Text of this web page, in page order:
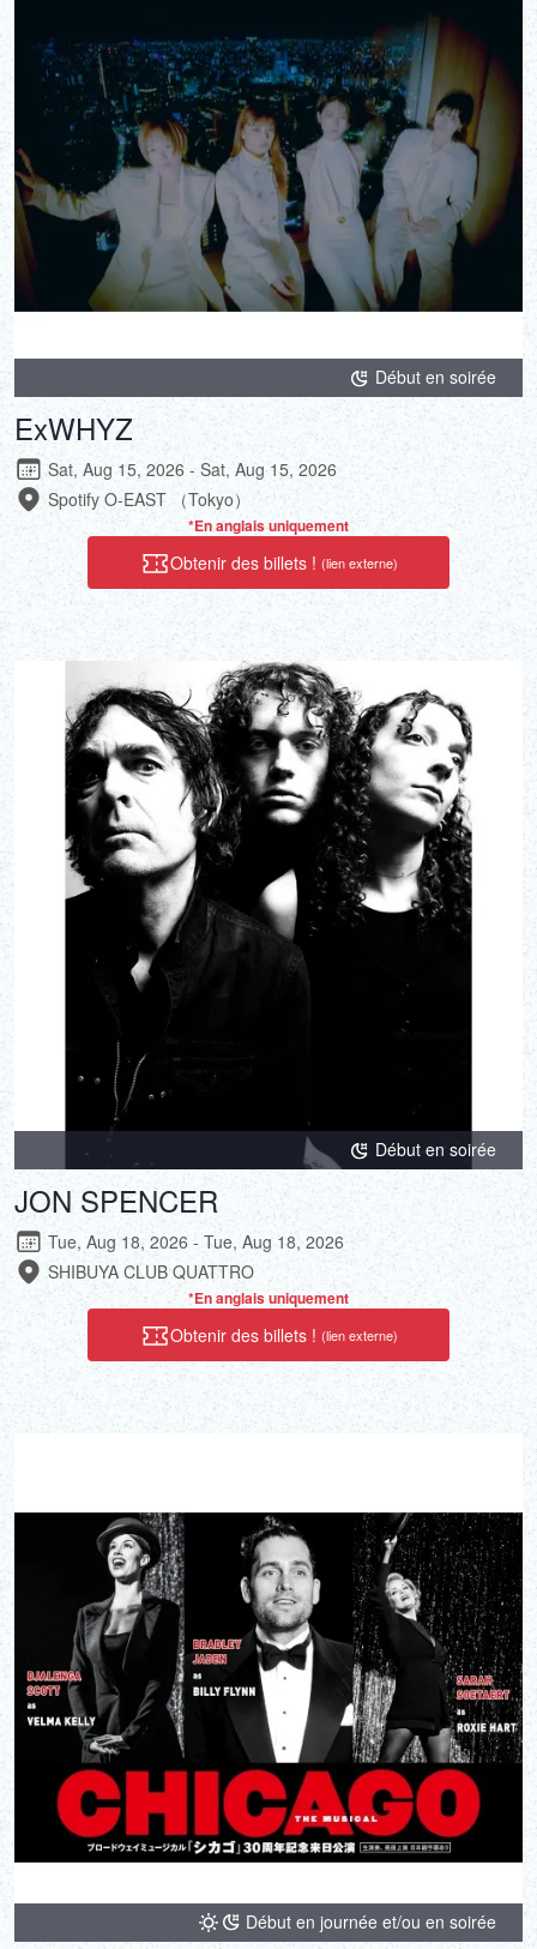
Début en soirée
ExWHYZ
Sat, Aug 15, 2026 - Sat, Aug 15, 2026
Spotify O-EAST （Tokyo）
*En anglais uniquement
Obtenir des billets ! (lien externe)
Début en soirée
JON SPENCER
Tue, Aug 18, 2026 - Tue, Aug 18, 2026
SHIBUYA CLUB QUATTRO
*En anglais uniquement
Obtenir des billets ! (lien externe)
Début en journée et/ou en soirée